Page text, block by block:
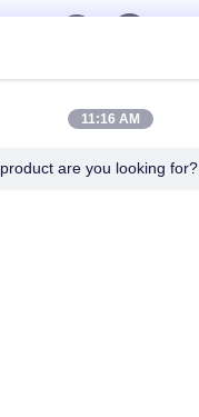
迅速な連絡
11:16 AM
are you looking for?